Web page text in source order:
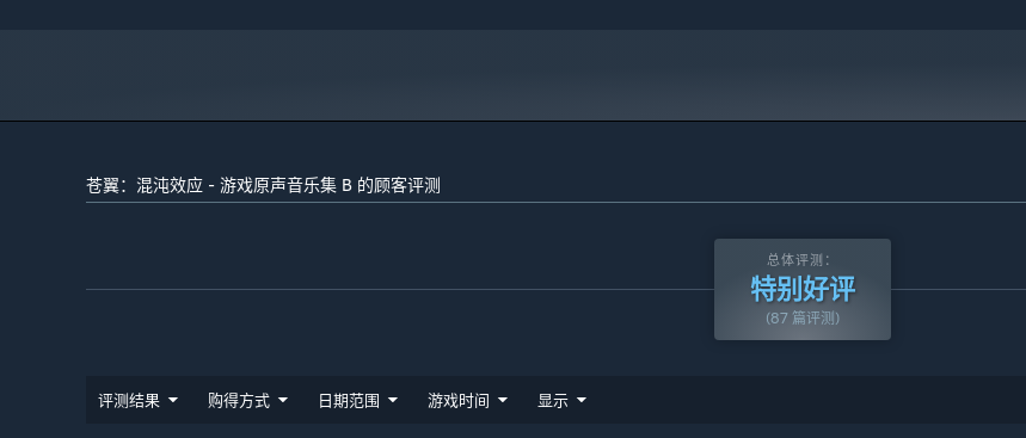
苍翼：混沌效应 - 游戏原声音乐集 B 的顾客评测
总体评测：
特别好评
(87 篇评测)
评测结果 购得方式 日期范围 游戏时间 显示